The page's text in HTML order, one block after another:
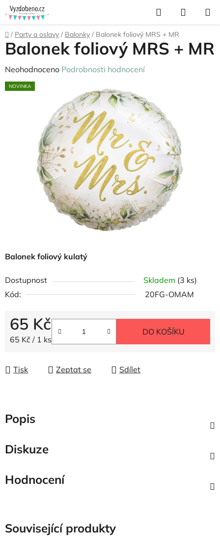
Přejít
na
obsah
Hledat
KOŠÍK
Domů
/ Party a oslavy / Balonky / Balonek foliový MRS + MR
Balonek foliový kulatý
Dostupnost Skladem (3 ks)
Kód:
20FG-OMAM
65 Kč
Měrná cena:
65 Kč / 1 ks
DO KOŠÍKU
Tisk Zeptat se Sdílet
Balonek foliový MRS + MR
Průměrné
hodnocení
hvězdiček.
Neohodnoceno Podrobnosti hodnocení
NOVINKA
Popis
Diskuze
Hodnocení
Související produkty